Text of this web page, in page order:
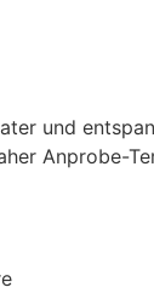
und
Anprobe-